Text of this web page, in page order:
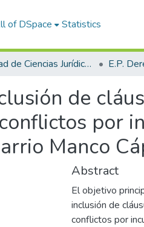
of DSpace Statistics
Facultad de Ciencias Jurídicas y Políticas E.P.
de
por
Manco
Abstract
El objetivo
inclusión de
conflictos por